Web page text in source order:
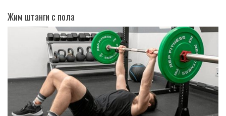
Жим штанги с пола